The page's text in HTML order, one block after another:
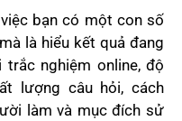
bạn có một con số
là hiểu kết quả đang
nghiệm online, độ
lượng câu hỏi, cách
làm và mục đích sử